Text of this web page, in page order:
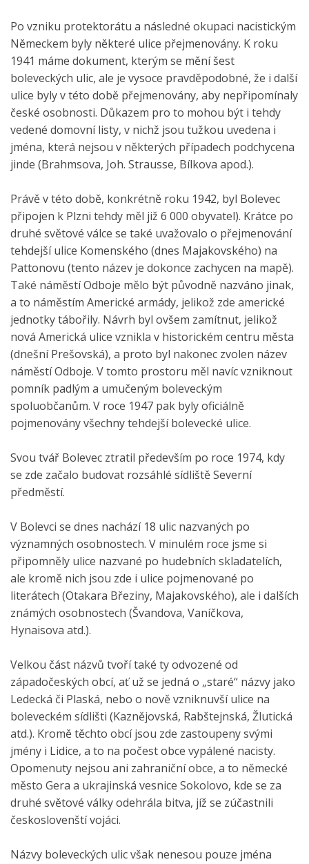
Po vzniku protektorátu a následné okupaci nacistickým
Německem byly některé ulice přejmenovány. K roku
1941 máme dokument, kterým se mění šest
boleveckých ulic, ale je vysoce pravděpodobné, že i další
ulice byly v této době přejmenovány, aby nepřipomínaly
české osobnosti. Důkazem pro to mohou být i tehdy
vedené domovní listy, v nichž jsou tužkou uvedena i
jména, která nejsou v některých případech podchycena
jinde (Brahmsova, Joh. Strausse, Bílkova apod.).
Právě v této době, konkrétně roku 1942, byl Bolevec
připojen k Plzni tehdy měl již 6 000 obyvatel). Krátce po
druhé světové válce se také uvažovalo o přejmenování
tehdejší ulice Komenského (dnes Majakovského) na
Pattonovu (tento název je dokonce zachycen na mapě).
Také náměstí Odboje mělo být původně nazváno jinak,
a to náměstím Americké armády, jelikož zde americké
jednotky tábořily. Návrh byl ovšem zamítnut, jelikož
nová Americká ulice vznikla v historickém centru města
(dnešní Prešovská), a proto byl nakonec zvolen název
náměstí Odboje. V tomto prostoru měl navíc vzniknout
pomník padlým a umučeným boleveckým
spoluobčanům. V roce 1947 pak byly oficiálně
pojmenovány všechny tehdejší bolevecké ulice.
Svou tvář Bolevec ztratil především po roce 1974, kdy
se zde začalo budovat rozsáhlé sídliště Severní
předměstí.
V Bolevci se dnes nachází 18 ulic nazvaných po
významných osobnostech. V minulém roce jsme si
připomněly ulice nazvané po hudebních skladatelích,
ale kromě nich jsou zde i ulice pojmenované po
literátech (Otakara Březiny, Majakovského), ale i dalších
známých osobnostech (Švandova, Vaníčkova,
Hynaisova atd.).
Velkou část názvů tvoří také ty odvozené od
západočeských obcí, ať už se jedná o „staré“ názvy jako
Ledecká či Plaská, nebo o nově vzniknuvší ulice na
boleveckém sídlišti (Kaznějovská, Rabštejnská, Žlutická
atd.). Kromě těchto obcí jsou zde zastoupeny svými
jmény i Lidice, a to na počest obce vypálené nacisty.
Opomenuty nejsou ani zahraniční obce, a to německé
město Gera a ukrajinská vesnice Sokolovo, kde se za
druhé světové války odehrála bitva, jíž se zúčastnili
českoslovenští vojáci.
Názvy boleveckých ulic však nenesou pouze jména